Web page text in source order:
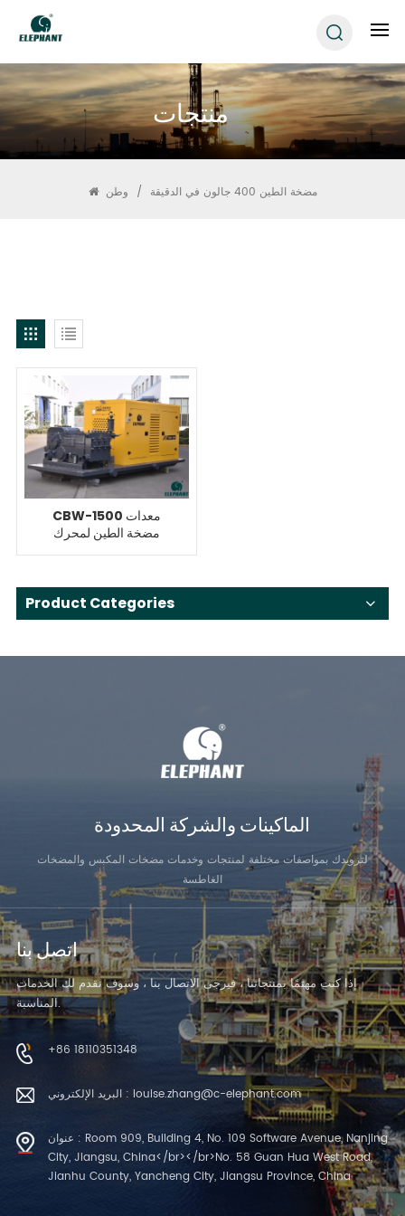
منتجات
/ مضخة الطين 400 جالون في الدقيقة
CBW-1500 معدات
مضخة الطين لمحرك
الأقراص الصلبة 210ton
Product Categories
الماكينات والشركة المحدودة
لتزويدك بمواصفات مختلفة لمنتجات وخدمات مضخات المكبس والمضخات
الغاطسة
اتصل بنا
إذا كنت مهتمًا بمنتجاتنا ، فيرجى الاتصال بنا ، وسوف نقدم لك الخدمات
المناسبة.
+86 18110351348
البريد الإلكتروني : louise.zhang@c-elephant.com
عنوان : Room 909, Building 4, No. 109 Software Avenue, Nanjing
City, Jiangsu, China</br></br>No. 58 Guan Hua West Road,
Jianhu County, Yancheng City, Jiangsu Province, China